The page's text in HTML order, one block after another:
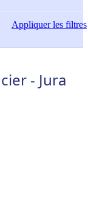
Appliquerles filtres
- Jura